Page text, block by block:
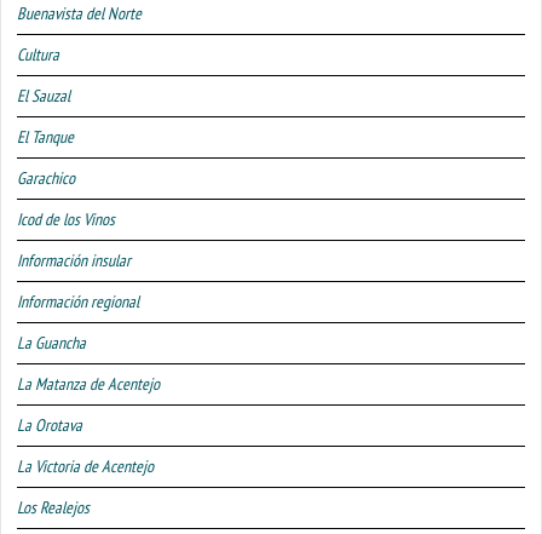
Buenavista del Norte
Cultura
El Sauzal
El Tanque
Garachico
Icod de los Vinos
Información insular
Información regional
La Guancha
La Matanza de Acentejo
La Orotava
La Victoria de Acentejo
Los Realejos